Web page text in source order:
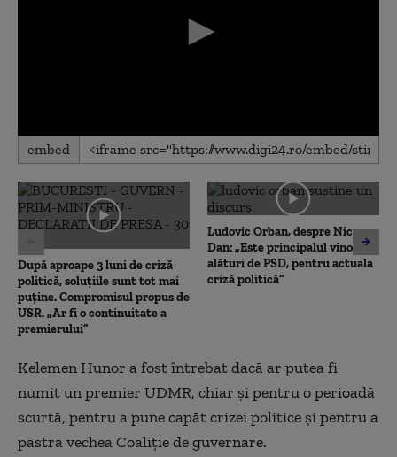
0
seconds
0
seconds
embed
După aproape 3 luni de criză
politică, soluțiile sunt tot mai
puține. Compromisul propus de
USR. „Ar fi o continuitate a
premierului”
Ludovic Orban, despre Nicușor
Dan: „Este principalul vinovat,
alături de PSD, pentru actuala
criză politică”
Kelemen Hunor a fost întrebat dacă ar putea fi
numit un premier UDMR, chiar și pentru o perioadă
scurtă, pentru a pune capăt crizei politice și pentru a
păstra vechea Coaliție de guvernare.